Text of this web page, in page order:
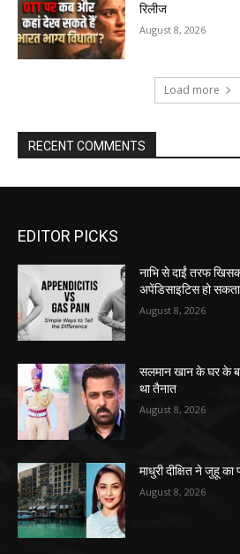
रिलीज
August 8, 2026
Load more
RECENT COMMENTS
EDITOR PICKS
नाभि से दाईं तरफ
अपेंडिसाइटिस हो
August 8, 2026
सलमान खान के घर के
था तैनात
August 8, 2026
माधुरी दीक्षित ने जुहू
August 8, 2026